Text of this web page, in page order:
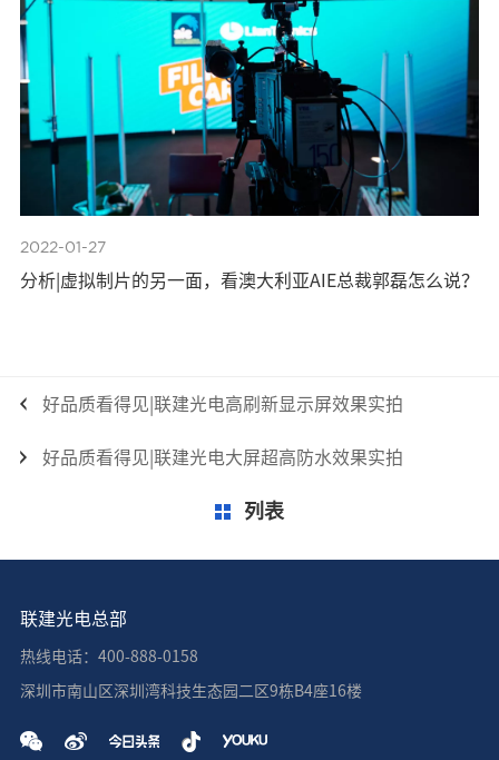
2022-01-27
分析|虚拟制片的另一面，看澳大利亚AIE总裁郭磊怎么说？
好品质看得见|联建光电高刷新显示屏效果实拍
好品质看得见|联建光电大屏超高防水效果实拍
列表
联建光电总部
热线电话：400-888-0158
深圳市南山区深圳湾科技生态园二区9栋B4座16楼